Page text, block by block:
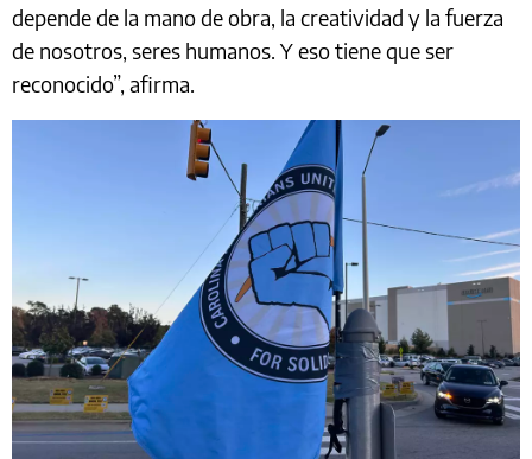
depende de la mano de obra, la creatividad y la fuerza
de nosotros, seres humanos. Y eso tiene que ser
reconocido”, afirma.